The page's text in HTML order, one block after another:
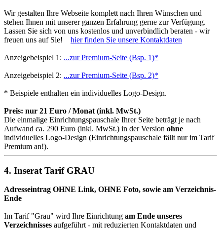
Wir gestalten Ihre Webseite komplett nach Ihren Wünschen und
stehen Ihnen mit unserer ganzen Erfahrung gerne zur Verfügung.
Lassen Sie sich von uns kostenlos und unverbindlich beraten - wir
freuen uns auf Sie! hier finden Sie unsere Kontaktdaten
Anzeigebeispiel 1: ...zur Premium-Seite (Bsp. 1)*
Anzeigebeispiel 2: ...zur Premium-Seite (Bsp. 2)*
* Beispiele enthalten ein individuelles Logo-Design.
Preis: nur 21 Euro / Monat (inkl. MwSt.)
Die einmalige Einrichtungspauschale Ihrer Seite beträgt je nach
Aufwand ca. 290 Euro (inkl. MwSt.) in der Version ohne
individuelles Logo-Design (Einrichtungspauschale fällt nur im Tarif
Premium an!).
4. Inserat Tarif GRAU
Adresseintrag OHNE Link, OHNE Foto, sowie am Verzeichnis-
Ende
Im Tarif "Grau" wird Ihre Einrichtung am Ende unseres
Verzeichnisses aufgeführt - mit reduzierten Kontaktdaten und